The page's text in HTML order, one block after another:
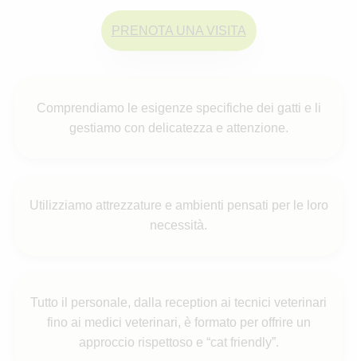
PRENOTA UNA VISITA
Comprendiamo le esigenze specifiche dei gatti e li
gestiamo con delicatezza e attenzione.
Utilizziamo attrezzature e ambienti pensati per le loro
necessità.
Tutto il personale, dalla reception ai tecnici veterinari
fino ai medici veterinari, è formato per offrire un
approccio rispettoso e “cat friendly”.